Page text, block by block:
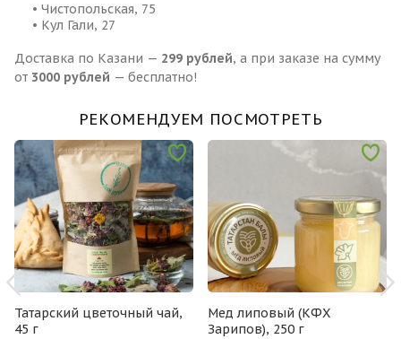
• Чистопольская, 75
• Кул Гали, 27
Доставка по Казани — 299 рублей, а при заказе на сумму
от 3000 рублей — бесплатно!
РЕКОМЕНДУЕМ ПОСМОТРЕТЬ
Татарский цветочный чай,
45 г
Мед липовый (КФХ
Зарипов), 250 г